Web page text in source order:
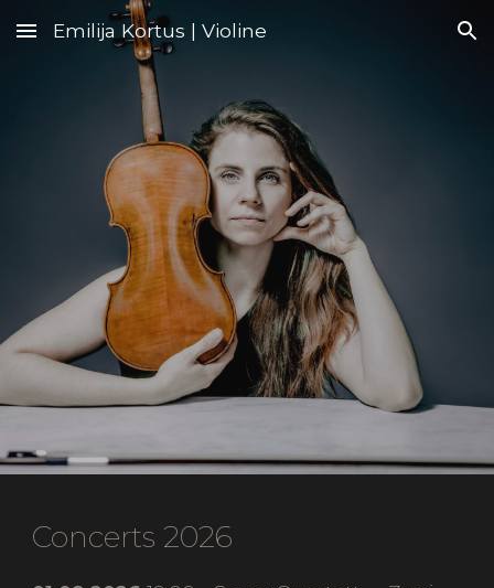
Skip to main content Skip to navigation
Emilija Kortus | Violine
Concerts 2026